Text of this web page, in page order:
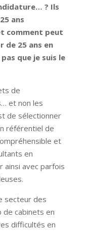
? Ils
ans
comment peut
de 25 ans en
que je suis le
de
et non les
de sélectionner
référentiel de
et
en
ainsi avec parfois
secteur des
de cabinets en
difficultés en